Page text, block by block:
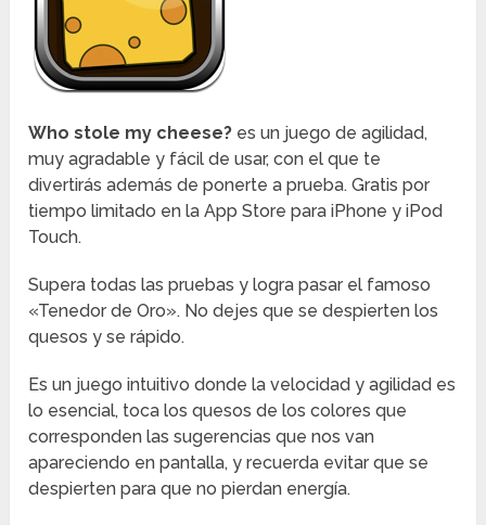
Who stole my cheese? es un juego de agilidad,
muy agradable y fácil de usar, con el que te
divertirás además de ponerte a prueba. Gratis por
tiempo limitado en la App Store para iPhone y iPod
Touch.
Supera todas las pruebas y logra pasar el famoso
«Tenedor de Oro». No dejes que se despierten los
quesos y se rápido.
Es un juego intuitivo donde la velocidad y agilidad es
lo esencial, toca los quesos de los colores que
corresponden las sugerencias que nos van
apareciendo en pantalla, y recuerda evitar que se
despierten para que no pierdan energía.